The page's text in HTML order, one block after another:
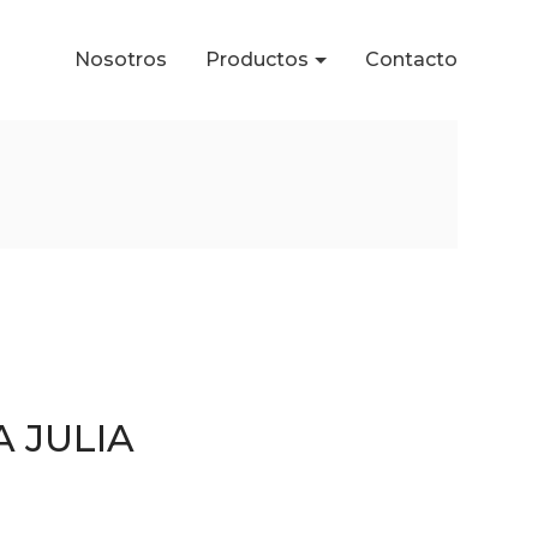
Nosotros Productos Contacto
JULIA